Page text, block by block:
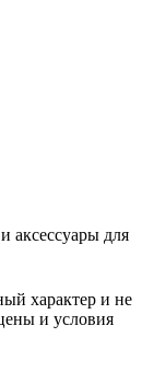
аксессуары для
характер и не
и условия